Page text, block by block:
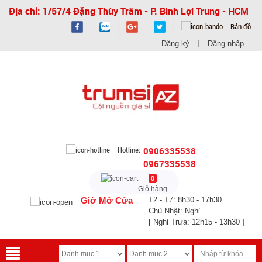
Địa chỉ: 1/57/4 Đặng Thùy Trâm - P. Bình Lợi Trung - HCM
Bản đồ
Đăng ký Đăng nhập
Hotline: 0906335538
0967335538
0
Giỏ hàng
Giờ Mở Cửa
T2 - T7: 8h30 - 17h30
Chủ Nhật: Nghỉ
[ Nghỉ Trưa: 12h15 - 13h30 ]